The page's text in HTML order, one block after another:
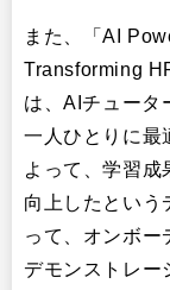
また、「AI
Transforming
は、AIチュータ
一人ひとりに最
よって、学習成
向上したという
って、オンボー
デモンストレー